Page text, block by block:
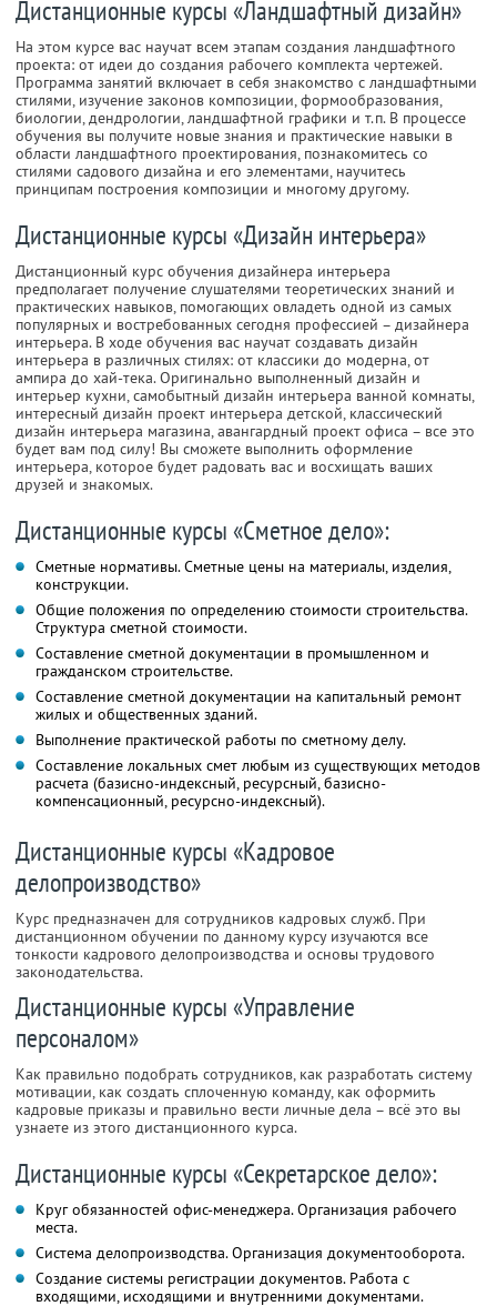
Дистанционные курсы «Ландшафтный дизайн»
На этом курсе вас научат всем этапам создания ландшафтного
проекта: от идеи до создания рабочего комплекта чертежей.
Программа занятий включает в себя знакомство с ландшафтными
стилями, изучение законов композиции, формообразования,
биологии, дендрологии, ландшафтной графики и т.п. В процессе
обучения вы получите новые знания и практические навыки в
области ландшафтного проектирования, познакомитесь со
стилями садового дизайна и его элементами, научитесь
принципам построения композиции и многому другому.
Дистанционные курсы «Дизайн интерьера»
Дистанционный курс обучения дизайнера интерьера
предполагает получение слушателями теоретических знаний и
практических навыков, помогающих овладеть одной из самых
популярных и востребованных сегодня профессией – дизайнера
интерьера. В ходе обучения вас научат создавать дизайн
интерьера в различных стилях: от классики до модерна, от
ампира до хай-тека. Оригинально выполненный дизайн и
интерьер кухни, самобытный дизайн интерьера ванной комнаты,
интересный дизайн проект интерьера детской, классический
дизайн интерьера магазина, авангардный проект офиса – все это
будет вам под силу! Вы сможете выполнить оформление
интерьера, которое будет радовать вас и восхищать ваших
друзей и знакомых.
Дистанционные курсы «Сметное дело»:
Сметные нормативы. Сметные цены на материалы, изделия,
конструкции.
Общие положения по определению стоимости строительства.
Структура сметной стоимости.
Составление сметной документации в промышленном и
гражданском строительстве.
Составление сметной документации на капитальный ремонт
жилых и общественных зданий.
Выполнение практической работы по сметному делу.
Составление локальных смет любым из существующих методов
расчета (базисно-индексный, ресурсный, базисно-
компенсационный, ресурсно-индексный).
Дистанционные курсы «Кадровое
делопроизводство»
Курс предназначен для сотрудников кадровых служб. При
дистанционном обучении по данному курсу изучаются все
тонкости кадрового делопроизводства и основы трудового
законодательства.
Дистанционные курсы «Управление
персоналом»
Как правильно подобрать сотрудников, как разработать систему
мотивации, как создать сплоченную команду, как оформить
кадровые приказы и правильно вести личные дела – всё это вы
узнаете из этого дистанционного курса.
Дистанционные курсы «Секретарское дело»:
Круг обязанностей офис-менеджера. Организация рабочего
места.
Система делопроизводства. Организация документооборота.
Создание системы регистрации документов. Работа с
входящими, исходящими и внутренними документами.